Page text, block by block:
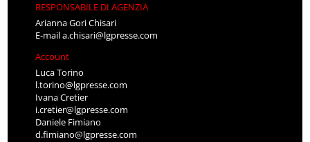
RESPONSABILE DI AGENZIA
Arianna Gori Chisari
E-maila.chisari@lgpresse.com
Account
Luca Torino
l.torino@lgpresse.com
Ivana Cretier
i.cretier@lgpresse.com
Daniele Fimiano
d.fimiano@lgpresse.com